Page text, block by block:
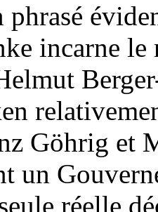
phrasé
incarne le
Göhrig et
un
réelle